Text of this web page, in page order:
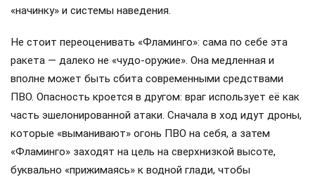
«начинку» и системы наведения.
Не стоит переоценивать «Фламинго»: сама по себе эта
ракета — далеко не «чудо-оружие». Она медленная и
вполне может быть сбита современными средствами
ПВО. Опасность кроется в другом: враг использует её как
часть эшелонированной атаки. Сначала в ход идут дроны,
которые «выманивают» огонь ПВО на себя, а затем
«Фламинго» заходят на цель на сверхнизкой высоте,
буквально «прижимаясь» к водной глади, чтобы